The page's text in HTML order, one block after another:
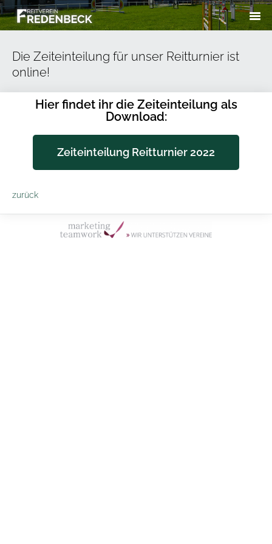
Die Zeiteinteilung für unser Reitturnier ist
online!
Hier findet ihr die Zeiteinteilung als
Download:
Zeiteinteilung Reitturnier 2022
zurück